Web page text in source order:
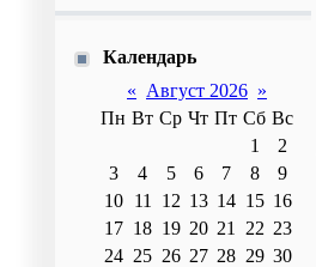
Календарь
« Август 2026 »
Пн Вт Ср Чт Пт Сб Вс
1
2
3
4 5 6 7 8
9
10
11 12 13 14 15 16
17 18 19 20 21 22 23
24 25 26 27 28 29 30